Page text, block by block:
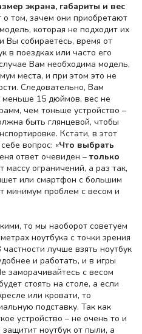
экрана, габариты и вес
том, зачем они приобретают
которая не подходит их
Вы собираетесь, время от
в поездках или часто его
Вам необходима модель,
места, и при этом это не
Следовательно, Вам
меньше 15 дюймов, вес не
чем тоньше устройство –
быть глянцевой, чтобы
Кстати, в этот
вопрос: «Что выбрать
ответ очевиден – только
массу ограничений, а раз так,
или смартфон с большим
минимум проблем с весом и
то мы наоборот советуем
ноутбука с точки зрения
лучше взять ноутбук
и работать, и в игры
заморачивайтесь с весом
стоять на столе, а если
или кровати, то
подставку. Так как
устройство – не очень то и
ноутбук от пыли, а